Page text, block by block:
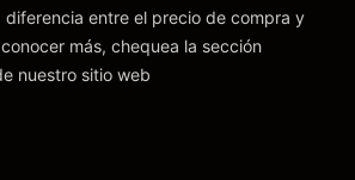
Cargos y tarifas
diferencia entre el precio de compra y
más, chequea la sección
nuestro sitio web